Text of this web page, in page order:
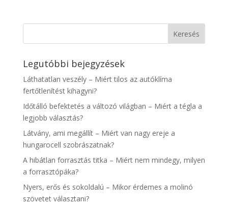
Legutóbbi bejegyzések
Láthatatlan veszély – Miért tilos az autóklíma
fertőtlenítést kihagyni?
Időtálló befektetés a változó világban – Miért a tégla a
legjobb választás?
Látvány, ami megállít – Miért van nagy ereje a
hungarocell szobrászatnak?
A hibátlan forrasztás titka – Miért nem mindegy, milyen
a forrasztópáka?
Nyers, erős és sokoldalú – Mikor érdemes a molinó
szövetet választani?